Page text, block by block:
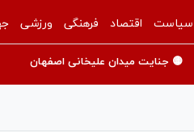
سیاست اقتصاد فرهنگی ورزشی
🟡 جنایت میدان علیخانی اصفهان